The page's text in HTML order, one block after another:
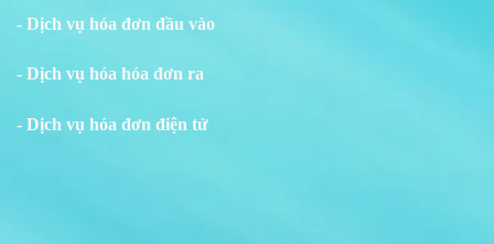
- Dịch vụ hóa đơn đầu vào
- Dịch vụ hóa hóa đơn ra
- Dịch vụ hóa đơn điện tử